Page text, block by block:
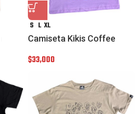
S L XL
Camiseta Kikis Coffee
$33,000